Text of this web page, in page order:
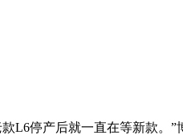
L6停产后就一直在等新款。”